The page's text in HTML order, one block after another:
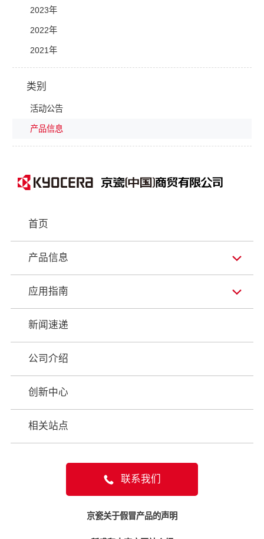
2023年
2022年
2021年
类别
活动公告
产品信息
首页
产品信息
应用指南
新闻速递
公司介绍
创新中心
相关站点
联系我们
京瓷关于假冒产品的声明